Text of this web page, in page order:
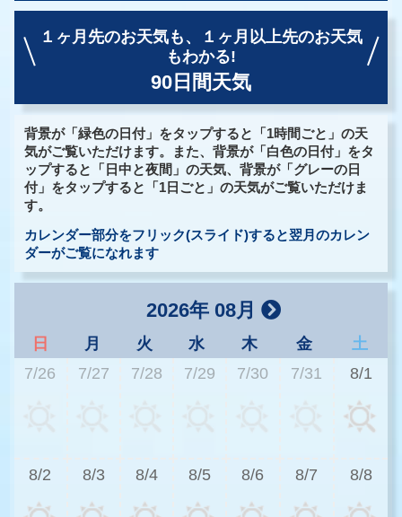
１ヶ月先のお天気も、
１ヶ月以上先のお天気
もわかる!
90日間天気
背景が「緑色の日付」をタップすると「1時間ごと」の天
気がご覧いただけます。また、背景が「白色の日付」をタ
ップすると「日中と夜間」の天気、背景が「グレーの日
付」をタップすると「1日ごと」の天気がご覧いただけま
す。
カレンダー部分をフリック(スライド)すると翌月のカレン
ダーがご覧になれます
2026年 08月
日 月 火 水 木 金
土
7/26
7/27 7/28 7/29 7/30 7/31 8/1
8/2 8/3 8/4 8/5 8/6 8/7 8/8